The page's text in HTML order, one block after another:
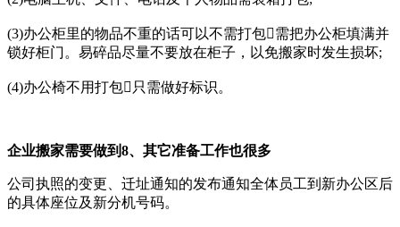
(3)办公柜里的物品不重的话可以不需打包需把办公柜填满并
锁好柜门。易碎品尽量不要放在柜子，以免搬家时发生损坏;
(4)办公椅不用打包只需做好标识。
企业搬家需要做到8、其它准备工作也很多
公司执照的变更、迁址通知的发布通知全体员工到新办公区后
的具体座位及新分机号码。